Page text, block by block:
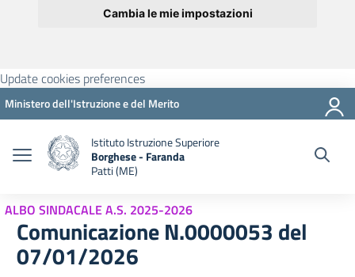
Cambia le mie impostazioni
Update cookies preferences
Ministero dell'Istruzione e del Merito
Istituto Istruzione Superiore
Borghese - Faranda
Patti (ME)
ALBO SINDACALE A.S. 2025-2026
Comunicazione N.0000053 del
07/01/2026